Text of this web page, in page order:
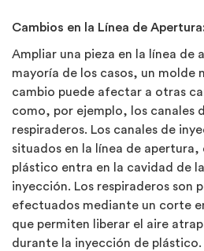
Cambios en la Línea de
Ampliar una pieza en la línea de
mayoría de los casos, un molde
cambio puede afectar a otras
como, por ejemplo, los canales
respiraderos. Los canales de
situados en la línea de apertura,
plástico entra en la cavidad de
inyección. Los respiraderos son
efectuados mediante un corte
que permiten liberar el aire
durante la inyección de plástico.